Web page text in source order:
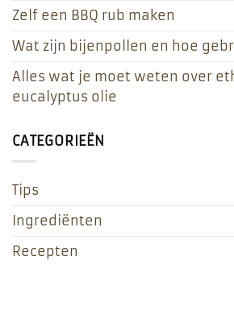
Zelf een BBQ rub maken
Wat zijn bijenpollen en hoe
Alles wat je moet weten over
eucalyptus olie
CATEGORIEËN
Tips
Ingrediënten
Recepten